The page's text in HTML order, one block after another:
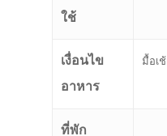
ใช้
เงื่อนไข
อาหาร
มื้อเ
ที่พัก